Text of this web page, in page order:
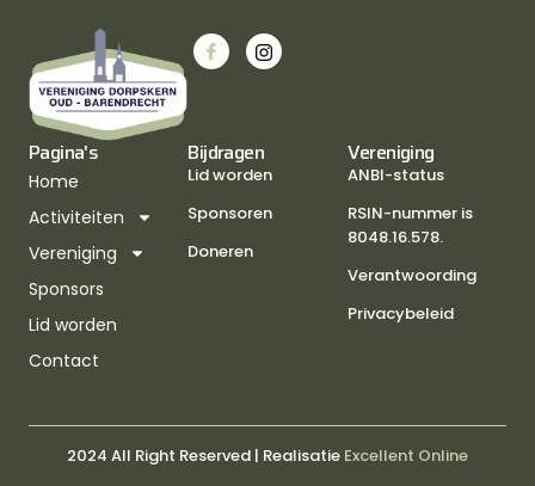
Bijdragen
Lid worden
Sponsoren
Doneren
Vereniging
ANBI-status
RSIN-nummer is
8048.16.578.
Verantwoording
Privacybeleid
Pagina's
Home
Activiteiten
Vereniging
Sponsors
Lid worden
Contact
2024 All Right Reserved | Realisatie Excellent Online